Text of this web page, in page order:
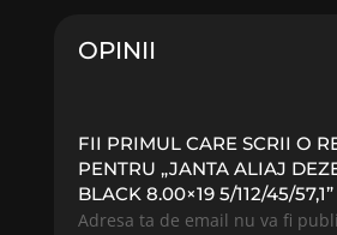
OPINII
FII PRIMUL CARE SCRII O
PENTRU „JANTA ALIAJ
BLACK 8.00×19 5/112/45/57,1”
Adresa ta de email nu va fi